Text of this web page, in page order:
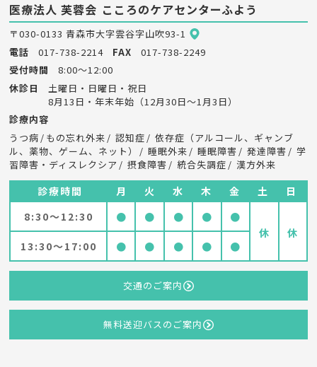
医療法人 芙蓉会 こころのケアセンターふよう
〒030-0133 青森市大字雲谷字山吹93-1
電話
017-738-2214 FAX
017-738-2249
受付時間
8:00～12:00
休診日
土曜日・日曜日・祝日
8月13日・年末年始（12月30日～1月3日）
診療内容
うつ病
もの忘れ外来 認知症
依存症（アルコール、ギャンブ
ル、薬物、ゲーム、ネット）
睡眠外来 睡眠障害 発達障害
学
習障害・ディスレクシア
摂食障害 統合失調症 漢方外来
診療時間 月 火 水 木 金 土
日
8:30～12:30
● ● ● ●
●
休
休
13:30～17:00
● ● ● ● ●
交通のご案内
無料送迎バスのご案内